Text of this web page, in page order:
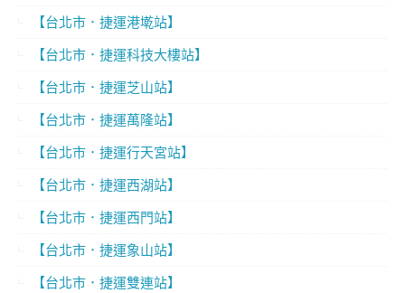
【台北市．捷運港墘站】
【台北市．捷運科技大樓站】
【台北市．捷運芝山站】
【台北市．捷運萬隆站】
【台北市．捷運行天宮站】
【台北市．捷運西湖站】
【台北市．捷運西門站】
【台北市．捷運象山站】
【台北市．捷運雙連站】